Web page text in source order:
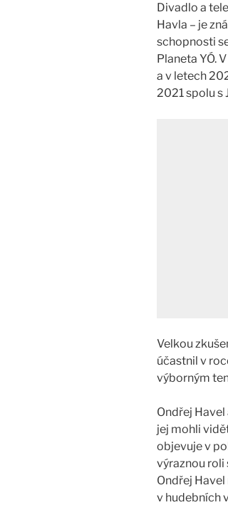
Divadlo a
Havla – je
schopnosti
Planeta YÓ.
a v letech
2021 spolu s
Velkou
účastnil v
výborným
Ondřej
jej mohli
objevuje v
výraznou roli
Ondřej
v hudebních